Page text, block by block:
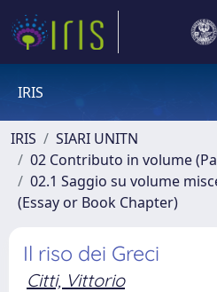
IRIS
IRIS
SIARI UNITN
02 Contributo in volume
02.1 Saggio su volume
(Essay or Book Chapter)
Il riso dei Greci
Citti, Vittorio